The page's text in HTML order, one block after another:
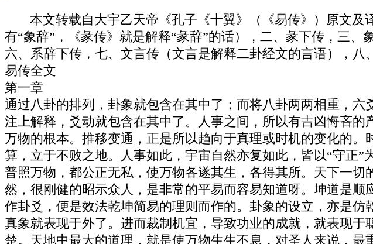
本文转载自大宇乙天帝《孔子《十翼》（《易传》）原文
有“象辞”，《彖传》就是解释“彖辞”的话），二、彖下传，三、
六、系辞下传，七、文言传（文言是解释二卦经文的言语），八
易传全文
第一章
通过八卦的排列，卦象就包含在其中了；而将八卦两两相重，
注上解释，爻动就包含在其中了。人事之间，所以有吉凶悔吝
万物的根本。推移变通，正是所以趋向于真理或时机的变化的
算，立于不败之地。人事如此，宇宙自然亦复如此，皆以“守正
普照万物，都公正无私，使万物各遂其生，各得其所。天下一
然，很刚健的昭示众人，是非常的平易而容易知道呀。坤道是
作卦爻，便是效法乾坤简易的理则而作的。卦象的设立，亦是
真象就表现于外了。进而裁制机宜，导致功业的成就，就表现
楚。天地中最大的道理，就是使万物生生不息，对圣人来说，